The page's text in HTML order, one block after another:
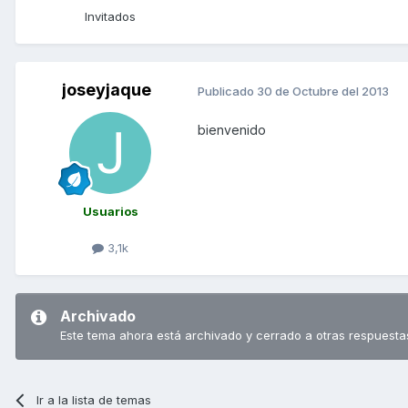
Invitados
joseyjaque
Usuarios
3,1k
Publicado 30 de Octubre del 2013
bienvenido
Archivado
Este tema ahora está archivado y cerrado a otras
Ir a la lista de temas